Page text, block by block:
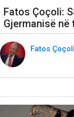
Fatos Çoçoli:
Gjermanisë
Fatos Çoçoli